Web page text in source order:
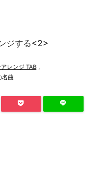
ジする<2>
レンジ TAB ,
名曲